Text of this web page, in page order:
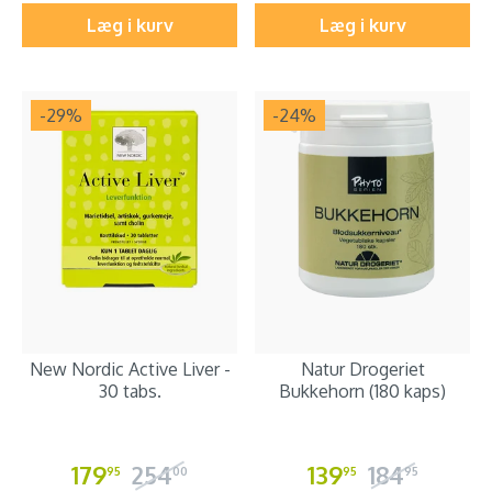
Læg i kurv Læg i kurv
-29%
New Nordic Active Liver -
30 tabs.
17995 25400
-24%
Natur Drogeriet
Bukkehorn (180 kaps)
13995 18495